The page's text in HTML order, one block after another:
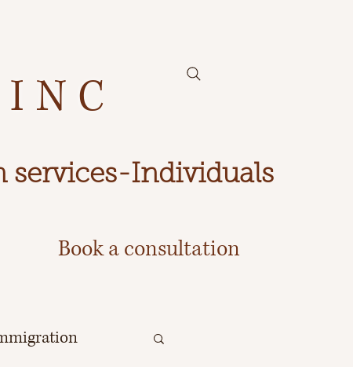
services-Individuals
Book a consultation